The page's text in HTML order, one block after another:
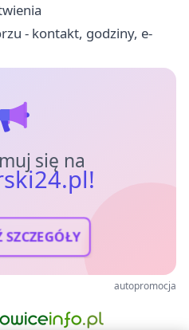
- kontakt, godziny, e-
się na
SZCZEGÓŁY
autopromocja